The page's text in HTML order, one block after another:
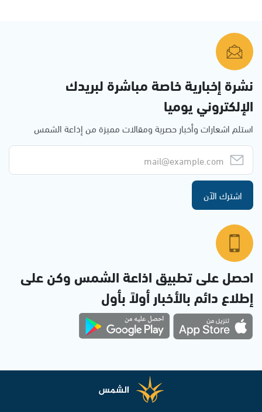
نشرة إخبارية خاصة مباشرة لبريدك
الإلكتروني يوميا
استلم اشعارات وأخبار حصرية ومقالات مميزة من إذاعة الشمس
اشترك الآن
احصل على تطبيق اذاعة الشمس وكن على
إطلاع دائم بالأخبار أولاً بأول